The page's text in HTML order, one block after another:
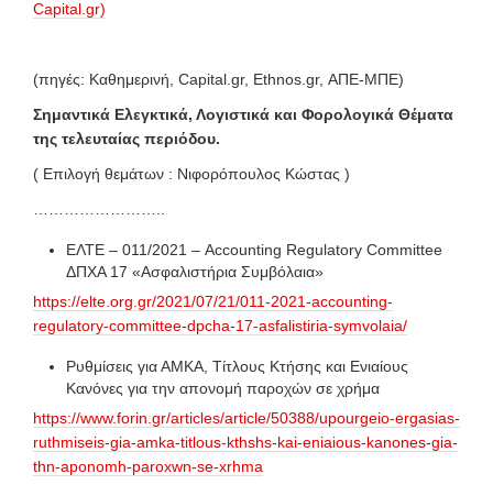
Capital.gr)
(πηγές: Καθημερινή, Capital.gr, Ethnos.gr, ΑΠΕ-ΜΠΕ)
Σημαντικά Ελεγκτικά, Λογιστικά και Φορολογικά Θέματα
της τελευταίας περιόδου.
( Επιλογή θεμάτων : Νιφορόπουλος Κώστας )
ΕΛΤΕ – 011/2021 – Accounting Regulatory Committee
ΔΠΧΑ 17 «Ασφαλιστήρια Συμβόλαια»
https://elte.org.gr/2021/07/21/011-2021-accounting-
regulatory-committee-dpcha-17-asfalistiria-symvolaia/
Ρυθμίσεις για ΑΜΚΑ, Τίτλους Κτήσης και Ενιαίους
Κανόνες για την απονομή παροχών σε χρήμα
https://www.forin.gr/articles/article/50388/upourgeio-ergasias-
ruthmiseis-gia-amka-titlous-kthshs-kai-eniaious-kanones-gia-
thn-aponomh-paroxwn-se-xrhma